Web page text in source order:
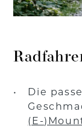
Die
(E-